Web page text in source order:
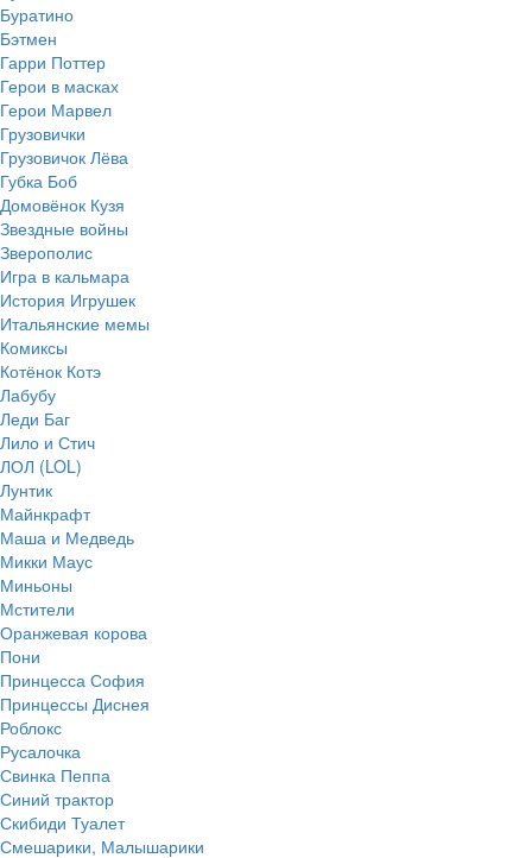
Буратино
Бэтмен
Гарри Поттер
Герои в масках
Герои Марвел
Грузовички
Грузовичок Лёва
Губка Боб
Домовёнок Кузя
Звездные войны
Зверополис
Игра в кальмара
История Игрушек
Итальянские мемы
Комиксы
Котёнок Котэ
Лабубу
Леди Баг
Лило и Стич
ЛОЛ (LOL)
Лунтик
Майнкрафт
Маша и Медведь
Микки Маус
Миньоны
Мстители
Оранжевая корова
Пони
Принцесса София
Принцессы Диснея
Роблокс
Русалочка
Свинка Пеппа
Синий трактор
Скибиди Туалет
Смешарики, Малышарики